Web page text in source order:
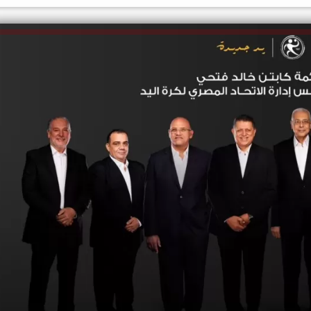
الكاتبة إلهام شرشر تهنئ الرئيس
السيسي بعيد ميلاده وتُشيد بجهوده
في بناء الدولة